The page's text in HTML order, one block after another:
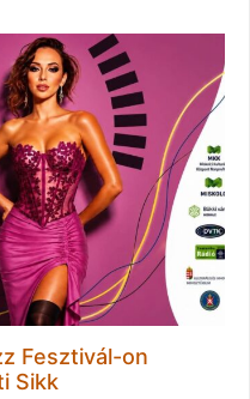
Fesztivál-on
Sikk